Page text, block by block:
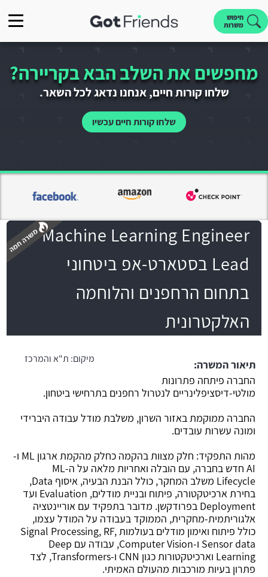
חיפוש
משרות
מחפשים את השלב הבא בקריירה?
שלחו קורות חיים, אנחנו נדאג לכל השאר.
שלחו קורות חיים עכשיו
Machine Learning Engineer
Lead בסטארט-אפ ביטחוני
בתחום הרחפנים והלוחמה
האלקטרונית
מיקום: ת"א והמרכז
תיאור המשרה:
החברה פיתחה פתרונות
מולטי-דיסציפלינריים לנטרול רחפנים בתרחישי ביטחון.
החברה ממוקמת באזור השרון, משלבת מודל עבודה היברידי
ומונה עשרות עובדים.
מהות התפקיד: חלק מצוות בהקמה כחלק מהקמת ארגון ML ו-
AI חדש בחברה, עם הובלה ואחריות מלאה על ה-ML
Lifecycle משלב המחקר, כולל הבנת הבעיה, איסוף Data,
בחירת ארכיטקטורה, פיתוח ובניית מודלים, Evaluation ועד
Deployment בפרודקשן. מדובר בתפקיד עם אוריינטציה
אלגוריתמית-מחקרית, הממוקד בעבודה על המודל עצמו,
כולל פיתוח ואימון מודלים בעולמות Signal Processing, RF,
Sensor data ו-Computer Vision, עבודה עם Deep
Learning וארכיטקטורות כגון CNN ו-Transformers, לצד
פתרון בעיות מורכבות מהעולם האמיתי.